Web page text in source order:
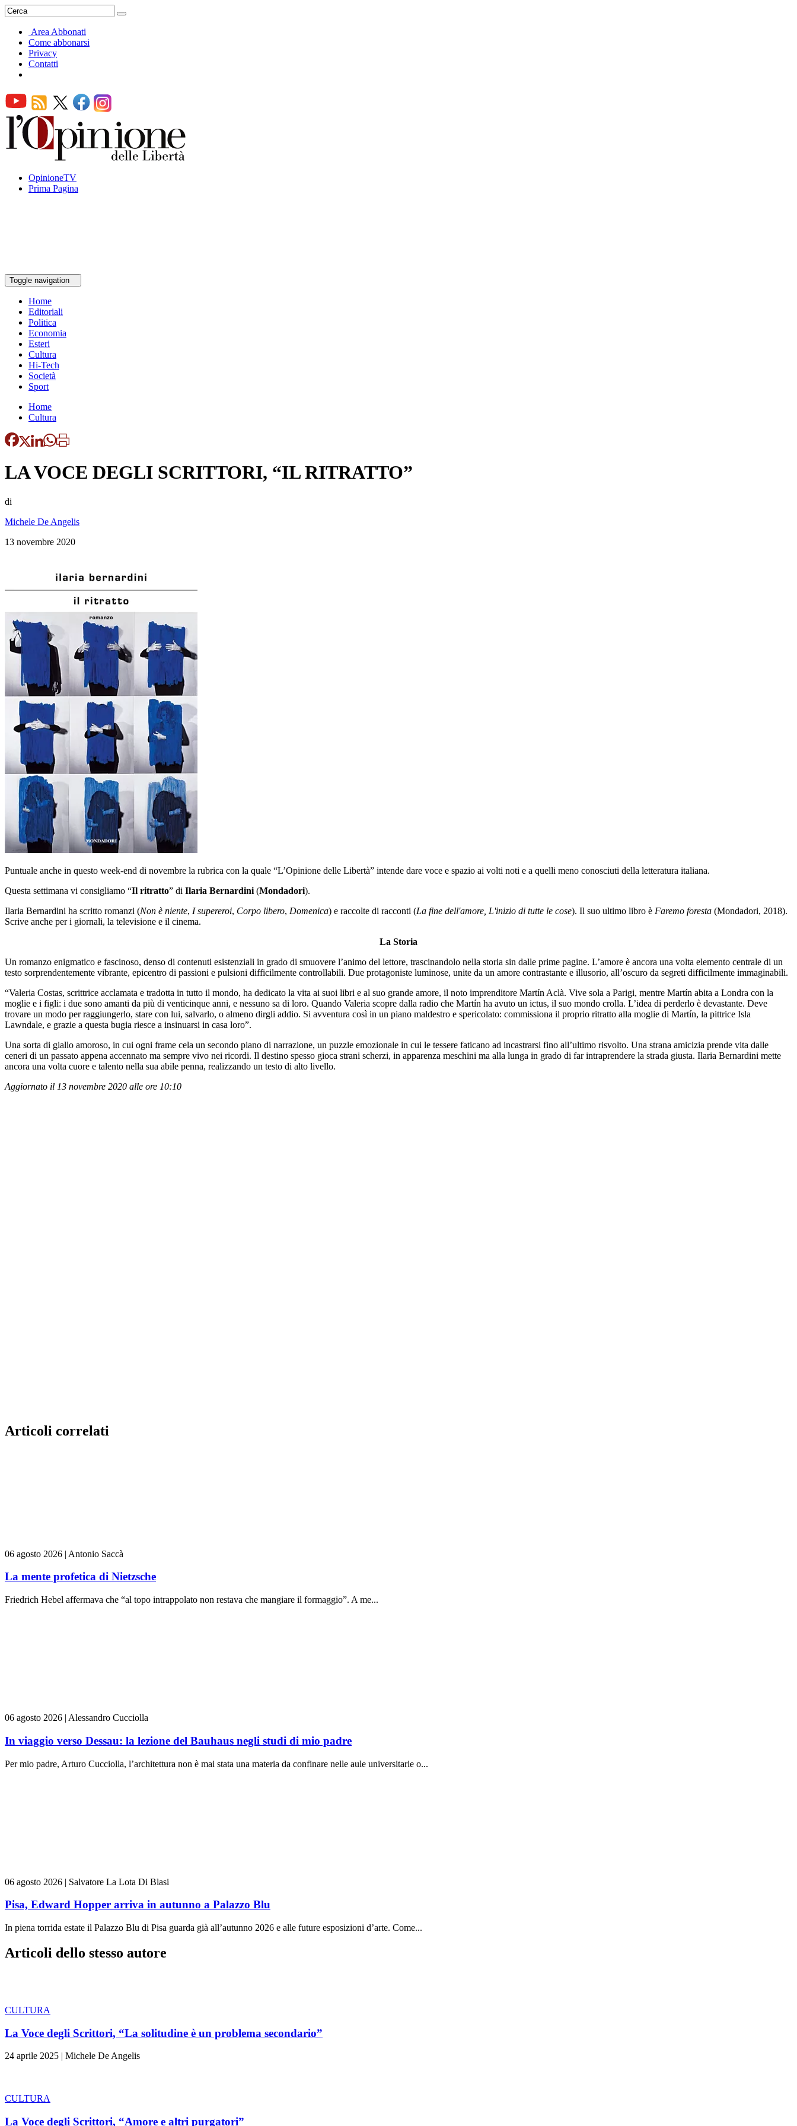
Area Abbonati
Come abbonarsi
Privacy
Contatti
OpinioneTV
Prima Pagina
Toggle navigation
Home
Editoriali
Politica
Economia
Esteri
Cultura
Hi-Tech
Società
Sport
Home
Cultura
LA VOCE DEGLI SCRITTORI, “IL RITRATTO”
di
Michele De Angelis
13 novembre 2020
Puntuale anche in questo week-end di novembre la rubrica con la quale “L’Opinione delle Libertà” intende dare voce e spazio ai volti noti e a quelli meno conosciuti della letteratura italiana.
Questa settimana vi consigliamo “Il ritratto” di Ilaria Bernardini (Mondadori).
Ilaria Bernardini ha scritto romanzi (Non è niente, I supereroi, Corpo libero, Domenica) e raccolte di racconti (La fine dell'amore, L'inizio di tutte le cose). Il suo ultimo libro è Faremo foresta (Mondadori, 2018).
Scrive anche per i giornali, la televisione e il cinema.
La Storia
Un romanzo enigmatico e fascinoso, denso di contenuti esistenziali in grado di smuovere l’animo del lettore, trascinandolo nella storia sin dalle prime pagine. L’amore è ancora una volta elemento centrale di un
testo sorprendentemente vibrante, epicentro di passioni e pulsioni difficilmente controllabili. Due protagoniste luminose, unite da un amore contrastante e illusorio, all’oscuro da segreti difficilmente immaginabili.
“Valeria Costas, scrittrice acclamata e tradotta in tutto il mondo, ha dedicato la vita ai suoi libri e al suo grande amore, il noto imprenditore Martín Aclà. Vive sola a Parigi, mentre Martín abita a Londra con la
moglie e i figli: i due sono amanti da più di venticinque anni, e nessuno sa di loro. Quando Valeria scopre dalla radio che Martín ha avuto un ictus, il suo mondo crolla. L’idea di perderlo è devastante. Deve
trovare un modo per raggiungerlo, stare con lui, salvarlo, o almeno dirgli addio. Si avventura così in un piano maldestro e spericolato: commissiona il proprio ritratto alla moglie di Martín, la pittrice Isla
Lawndale, e grazie a questa bugia riesce a insinuarsi in casa loro”.
Una sorta di giallo amoroso, in cui ogni frame cela un secondo piano di narrazione, un puzzle emozionale in cui le tessere faticano ad incastrarsi fino all’ultimo risvolto. Una strana amicizia prende vita dalle
ceneri di un passato appena accennato ma sempre vivo nei ricordi. Il destino spesso gioca strani scherzi, in apparenza meschini ma alla lunga in grado di far intraprendere la strada giusta. Ilaria Bernardini mette
ancora una volta cuore e talento nella sua abile penna, realizzando un testo di alto livello.
Aggiornato il 13 novembre 2020 alle ore 10:10
Articoli correlati
06 agosto 2026 | Antonio Saccà
La mente profetica di Nietzsche
Friedrich Hebel affermava che “al topo intrappolato non restava che mangiare il formaggio”. A me...
06 agosto 2026 | Alessandro Cucciolla
In viaggio verso Dessau: la lezione del Bauhaus negli studi di mio padre
Per mio padre, Arturo Cucciolla, l’architettura non è mai stata una materia da confinare nelle aule universitarie o...
06 agosto 2026 | Salvatore La Lota Di Blasi
Pisa, Edward Hopper arriva in autunno a Palazzo Blu
In piena torrida estate il Palazzo Blu di Pisa guarda già all’autunno 2026 e alle future esposizioni d’arte. Come...
Articoli dello stesso autore
CULTURA
La Voce degli Scrittori, “La solitudine è un problema secondario”
24 aprile 2025 | Michele De Angelis
CULTURA
La Voce degli Scrittori, “Amore e altri purgatori”